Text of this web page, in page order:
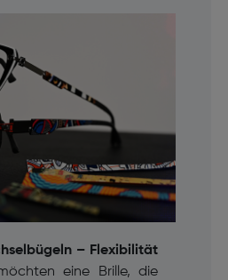
– Flexibilität
eine Brille, die